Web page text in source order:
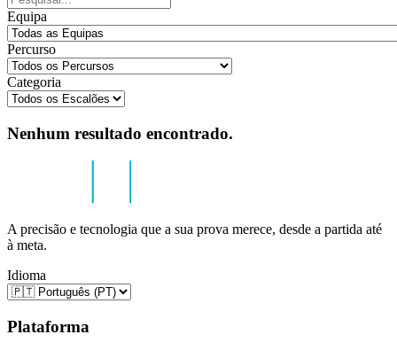
Equipa
Percurso
Categoria
Nenhum resultado encontrado.
A precisão e tecnologia que a sua prova merece, desde a partida até
à meta.
Idioma
Plataforma